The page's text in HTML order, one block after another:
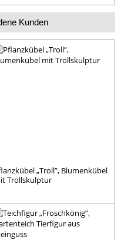
Kunden
„Troll”, Blumenkübel
Trollskulptur